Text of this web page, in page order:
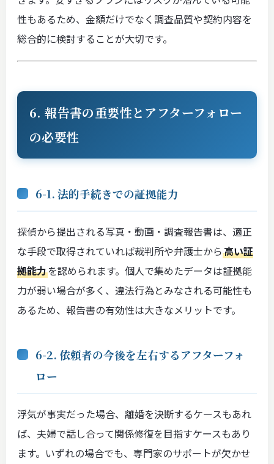
性もあるため、金額だけでなく調査品質や契約内容を
総合的に検討することが大切です。
6. 報告書の重要性とアフターフォロー
の必要性
6-1. 法的手続きでの証拠能力
探偵から提出される写真・動画・調査報告書は、適正
な手段で取得されていれば裁判所や弁護士から高い証
拠能力を認められます。個人で集めたデータは証拠能
力が弱い場合が多く、違法行為とみなされる可能性も
あるため、報告書の有効性は大きなメリットです。
6-2. 依頼者の今後を左右するアフターフォ
ロー
浮気が事実だった場合、離婚を決断するケースもあれ
ば、夫婦で話し合って関係修復を目指すケースもあり
ます。いずれの場合でも、専門家のサポートが欠かせ